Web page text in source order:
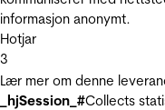
informasjon anonymt.
Hotjar
3
Lær mer om denne
_hjSession_#Collects